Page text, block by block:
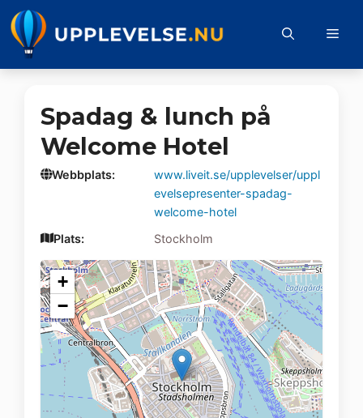
Hoppa
till
innehåll
Spadag & lunch på
Welcome Hotel
Webbplats:
www.liveit.se/upplevelser/uppl
evelsepresenter-spadag-
welcome-hotel
Plats:
Stockholm
+
−